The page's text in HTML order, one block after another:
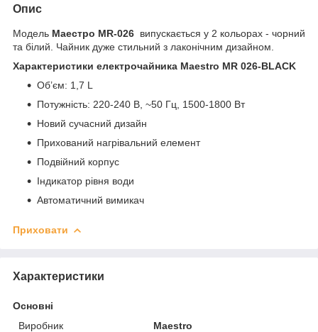
Опис
Модель Маестро MR-026 випускається у 2 кольорах - чорний
та білий. Чайник дуже стильний з лаконічним дизайном.
Характеристики електрочайника Maestro MR 026-BLACK
Об’єм: 1,7 L
Потужність: 220-240 В, ~50 Гц, 1500-1800 Вт
Новий сучасний дизайн
Прихований нагрівальний елемент
Подвійний корпус
Індикатор рівня води
Автоматичний вимикач
Приховати
Характеристики
Основні
Виробник
Maestro